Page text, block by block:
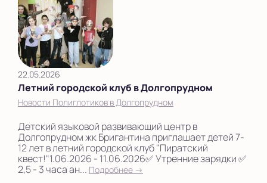
22.05.2026
Летний городской клуб в Долгопрудном
Новости Полиглотиков в Долгопрудном
Детский языковой развивающий центр в
Долгопрудном жк Бригантина приглашает детей 7-
12 лет в летний городской клуб "Пиратский
квест!"1.06.2026 - 11.06.2026✅ Утренние зарядки ✅
2,5 - 3 часа ан... Подробнее →